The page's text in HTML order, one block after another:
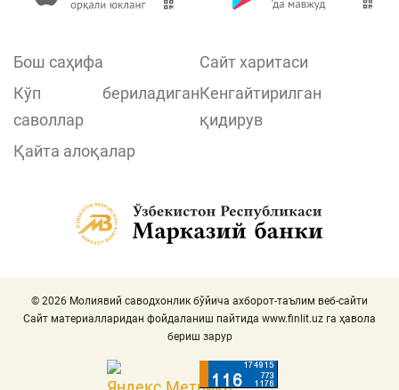
Бош саҳифа
Сайт харитаси
Кўп бериладиган
саволлар
Кенгайтирилган
қидирув
Қайта алоқалар
© 2026 Молиявий саводхонлик бўйича ахборот-таълим веб-сайти
Сайт материалларидан фойдаланиш пайтида www.finlit.uz га ҳавола
бериш зарур